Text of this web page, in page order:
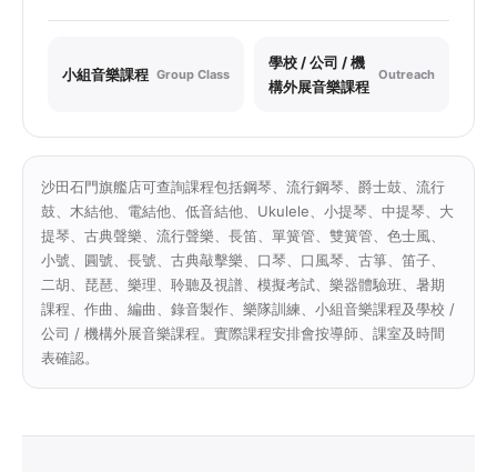
小組音樂課程 Group Class
學校 / 公司 / 機
構外展音樂課程
Outreach
沙田石門旗艦店可查詢課程包括鋼琴、流行鋼琴、爵士鼓、流行
鼓、木結他、電結他、低音結他、Ukulele、小提琴、中提琴、大
提琴、古典聲樂、流行聲樂、長笛、單簧管、雙簧管、色士風、
小號、圓號、長號、古典敲擊樂、口琴、口風琴、古箏、笛子、
二胡、琵琶、樂理、聆聽及視譜、模擬考試、樂器體驗班、暑期
課程、作曲、編曲、錄音製作、樂隊訓練、小組音樂課程及學校 /
公司 / 機構外展音樂課程。實際課程安排會按導師、課室及時間
表確認。